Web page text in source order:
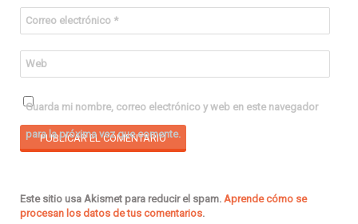
Correo electrónico *
Web
Guarda mi nombre, correo electrónico y web en este navegador
para la próxima vez que comente.
Este sitio usa Akismet para reducir el spam. Aprende cómo se
procesan los datos de tus comentarios.